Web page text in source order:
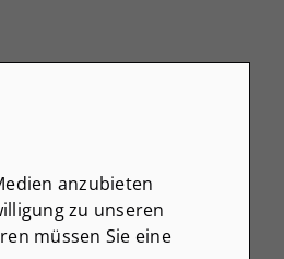
anzubieten
zu unseren
müssen Sie eine